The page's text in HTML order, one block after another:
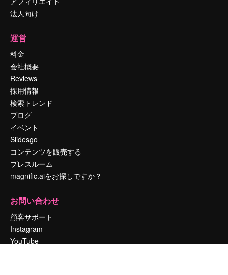
法人向け
運営
料金
会社概要
Reviews
採用情報
検索トレンド
ブログ
イベント
Slidesgo
コンテンツを販売する
プレスルーム
magnific.aiをお探しですか？
お問い合わせ
顧客サポート
Instagram
YouTube